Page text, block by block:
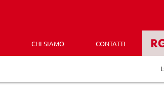
CHI SIAMO CONTATTI